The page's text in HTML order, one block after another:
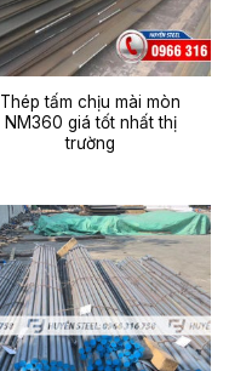
Thép tấm chịu mài mòn
NM360 giá tốt nhất thị
trường